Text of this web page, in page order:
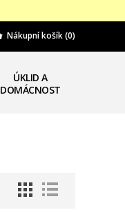
Nákupní košík(0)
ÚKLID A
DOMÁCNOST